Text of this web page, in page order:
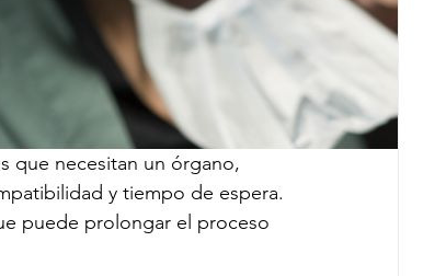
que necesitan un órgano,
y tiempo de espera.
puede prolongar el proceso